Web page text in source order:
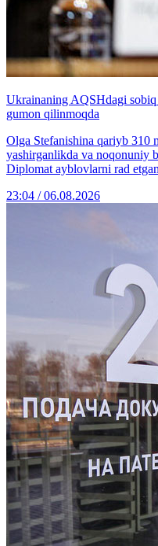
Ukrainaning AQSHdagi
gumon qilinmoqda
Olga Stefanishina qariyb
yashirganlikda va noqonuniy
Diplomat ayblovlarni rad
23:04 / 06.08.2026